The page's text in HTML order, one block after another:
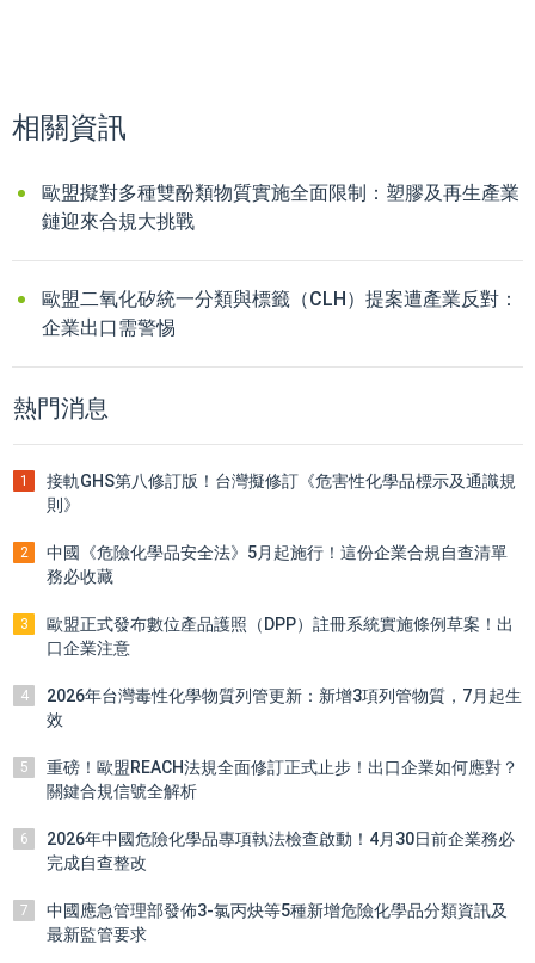
相關資訊
歐盟擬對多種雙酚類物質實施全面限制：塑膠及再生產業
鏈迎來合規大挑戰
歐盟二氧化矽統一分類與標籤（CLH）提案遭產業反對：
企業出口需警惕
熱門消息
1
接軌GHS第八修訂版！台灣擬修訂《危害性化學品標示及通識規
則》
2
中國《危險化學品安全法》5月起施行！這份企業合規自查清單
務必收藏
3
歐盟正式發布數位產品護照（DPP）註冊系統實施條例草案！出
口企業注意
4
2026年台灣毒性化學物質列管更新：新增3項列管物質，7月起生
效
5
重磅！歐盟REACH法規全面修訂正式止步！出口企業如何應對？
關鍵合規信號全解析
6
2026年中國危險化學品專項執法檢查啟動！4月30日前企業務必
完成自查整改
7
中國應急管理部發佈3-氯丙炔等5種新增危險化學品分類資訊及
最新監管要求